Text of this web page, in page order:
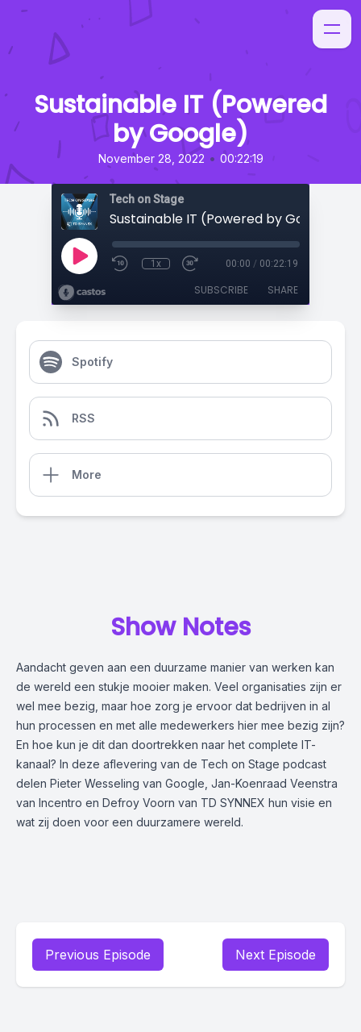
Sustainable IT (Powered
by Google)
November 28, 2022 • 00:22:19
Tech on Stage
Sustainable IT (Powered by Google)
1x 00:00 / 00:22:19
SUBSCRIBE SHARE
Spotify
RSS
More
Show Notes
Aandacht geven aan een duurzame manier van werken kan
de wereld een stukje mooier maken. Veel organisaties zijn er
wel mee bezig, maar hoe zorg je ervoor dat bedrijven in al
hun processen en met alle medewerkers hier mee bezig zijn?
En hoe kun je dit dan doortrekken naar het complete IT-
kanaal? In deze aflevering van de Tech on Stage podcast
delen Pieter Wesseling van Google, Jan-Koenraad Veenstra
van Incentro en Defroy Voorn van TD SYNNEX hun visie en
wat zij doen voor een duurzamere wereld.
Previous Episode Next Episode